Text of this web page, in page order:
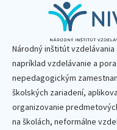
Národný inštitút
napríklad vzdelávanie a
nepedagogickým
školských zariadení,
organizovanie
na školách, neformálne